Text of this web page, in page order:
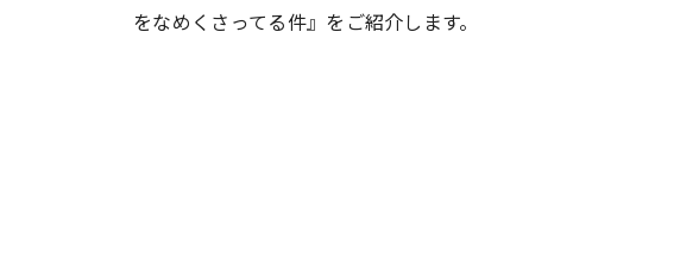
をなめくさってる件』をご紹介します。